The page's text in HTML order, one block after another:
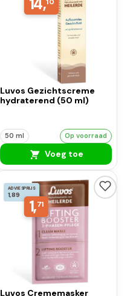
14,10
Luvos Gezichtscreme
hydraterend (50 ml)
50 ml Op voorraad
Voeg toe
ADVIESPRIJS
1,89
1,71
Luvos Crememasker